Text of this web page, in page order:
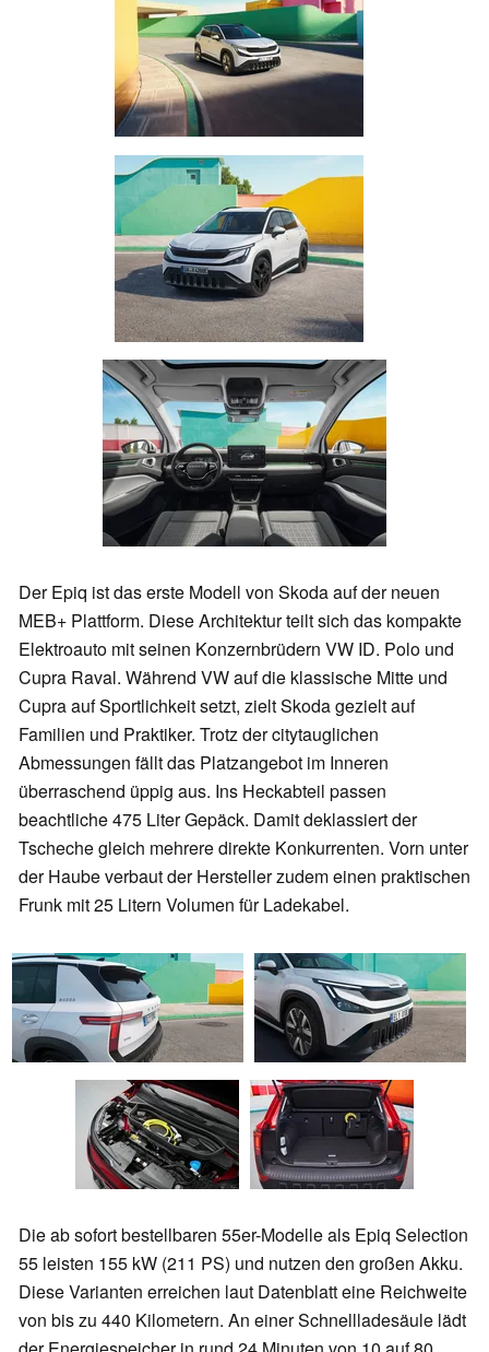
Der Epiq ist das erste Modell von Skoda auf der neuen
MEB+ Plattform. Diese Architektur teilt sich das kompakte
Elektroauto mit seinen Konzernbrüdern VW ID. Polo und
Cupra Raval. Während VW auf die klassische Mitte und
Cupra auf Sportlichkeit setzt, zielt Skoda gezielt auf
Familien und Praktiker. Trotz der citytauglichen
Abmessungen fällt das Platzangebot im Inneren
überraschend üppig aus. Ins Heckabteil passen
beachtliche 475 Liter Gepäck. Damit deklassiert der
Tscheche gleich mehrere direkte Konkurrenten. Vorn unter
der Haube verbaut der Hersteller zudem einen praktischen
Frunk mit 25 Litern Volumen für Ladekabel.
Die ab sofort bestellbaren 55er-Modelle als Epiq Selection
55 leisten 155 kW (211 PS) und nutzen den großen Akku.
Diese Varianten erreichen laut Datenblatt eine Reichweite
von bis zu 440 Kilometern. An einer Schnellladesäule lädt